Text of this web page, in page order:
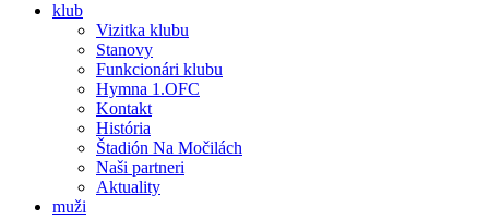
klub
Vizitka klubu
Stanovy
Funkcionári klubu
Hymna 1.OFC
Kontakt
História
Štadión Na Močilách
Naši partneri
Aktuality
muži